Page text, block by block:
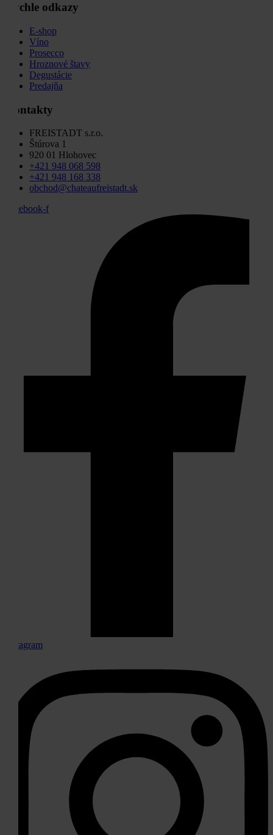
Rýchle odkazy
E-shop
Víno
Prosecco
Hroznové štavy
Degustácie
Predajňa
Kontakty
FREISTADT s.r.o.
Štúrova 1
920 01 Hlohovec
+421 948 068 598
+421 948 168 338
obchod@chateaufreistadt.sk
Facebook-f
Instagram